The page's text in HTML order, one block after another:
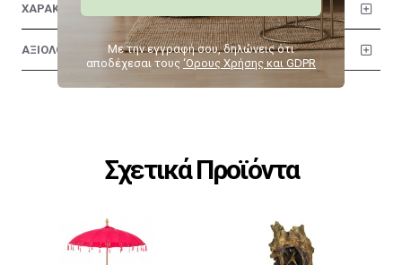
ΧΑΡΑΚΤΗΡΙΣΤΙΚΑ
ΑΞΙΟΛΟΓΗΣΕΙΣ
Σχετικά Προϊόντα
Με την εγγραφή σου, δηλώνεις ότι
αποδέχεσαι τους ‘Ορους Χρήσης και GDPR